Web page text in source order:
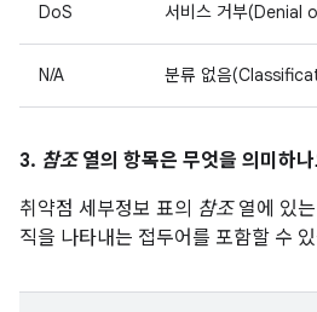
DoS 서비스 거부(Denial
N/A 분류 없음
3. 참조열의 항목은 무엇을 의미하
취약점 세부정보 표의 참조열에 있
직을 나타내는 접두어를 포함할 수